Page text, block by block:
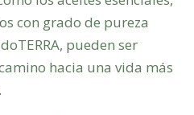
con grado de pureza
pueden ser
hacia una vida más